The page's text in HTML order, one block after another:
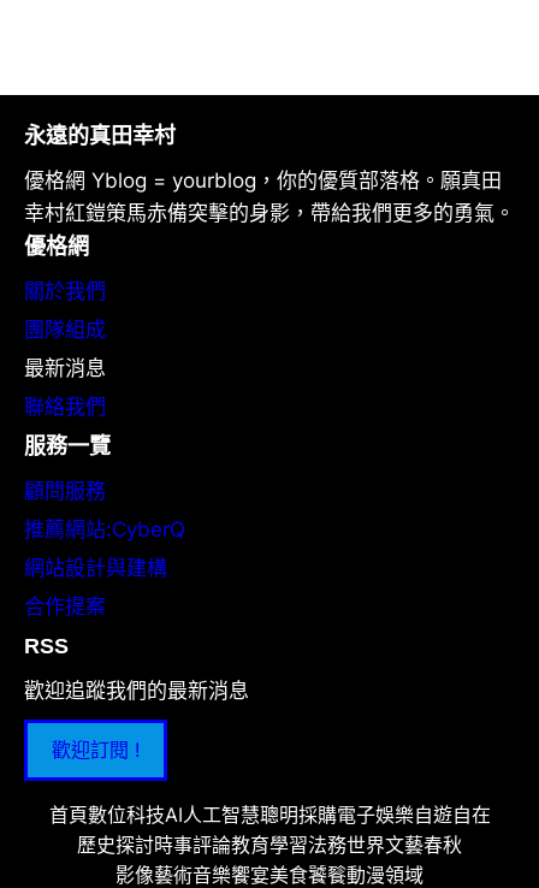
永遠的真田幸村
優格網 Yblog = yourblog，你的優質部落格。願真田
幸村紅鎧策馬赤備突擊的身影，帶給我們更多的勇氣。
優格網
關於我們
團隊組成
最新消息
聯絡我們
服務一覽
顧問服務
推薦網站:CyberQ
網站設計與建構
合作提案
RSS
歡迎追蹤我們的最新消息
歡迎訂閱 !
首頁數位科技AI人工智慧聰明採購電子娛樂自遊自在
歷史探討時事評論教育學習法務世界文藝春秋
影像藝術音樂饗宴美食饕餮動漫領域